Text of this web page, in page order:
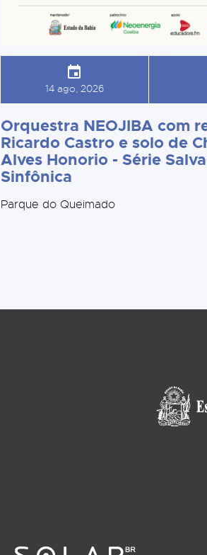
14 ago, 2026
Orquestra NEOJIBA com
Ricardo Castro e solo de
Alves Honorio - Série
Sinfônica
Parque do Queimado